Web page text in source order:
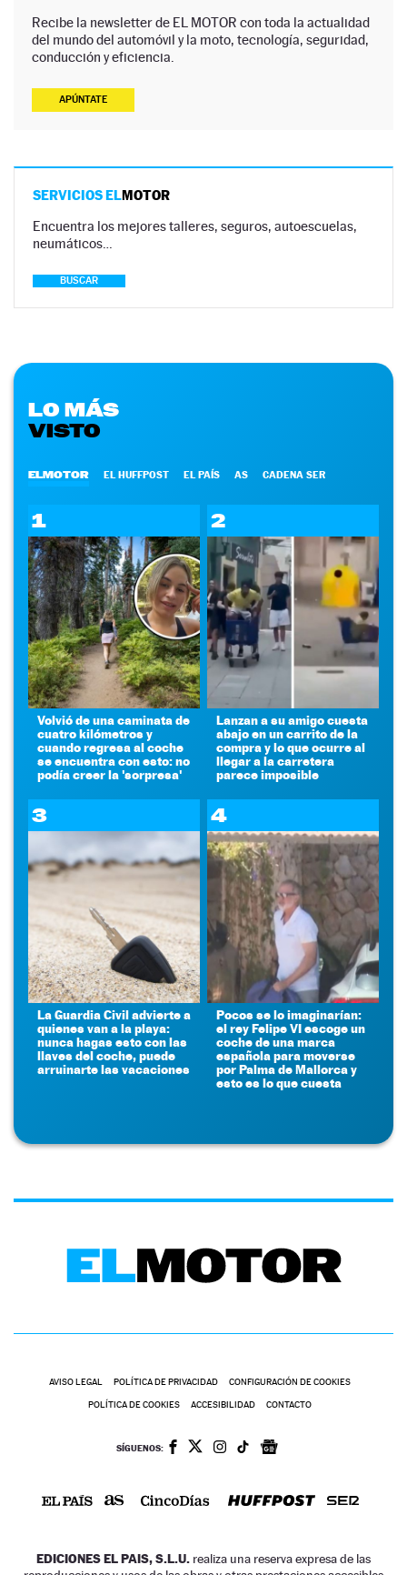
Recibe la newsletter de EL MOTOR con toda la actualidad
del mundo del automóvil y la moto, tecnología, seguridad,
conducción y eficiencia.
APÚNTATE
SERVICIOS ELMOTOR
Encuentra los mejores talleres, seguros, autoescuelas,
neumáticos…
BUSCAR
LO MÁS
VISTO
ELMOTOR EL HUFFPOST EL PAÍS AS CADENA SER
1
Volvió de una caminata de
cuatro kilómetros y
cuando regresa al coche
se encuentra con esto: no
podía creer la 'sorpresa'
2
Lanzan a su amigo cuesta
abajo en un carrito de la
compra y lo que ocurre al
llegar a la carretera
parece imposible
3
La Guardia Civil advierte a
quienes van a la playa:
nunca hagas esto con las
llaves del coche, puede
arruinarte las vacaciones
4
Pocos se lo imaginarían:
el rey Felipe VI escoge un
coche de una marca
española para moverse
por Palma de Mallorca y
esto es lo que cuesta
AVISO LEGAL POLÍTICA DE PRIVACIDAD CONFIGURACIÓN DE COOKIES
POLÍTICA DE COOKIES ACCESIBILIDAD CONTACTO
SÍGUENOS:
EDICIONES EL PAIS, S.L.U. realiza una reserva expresa de las